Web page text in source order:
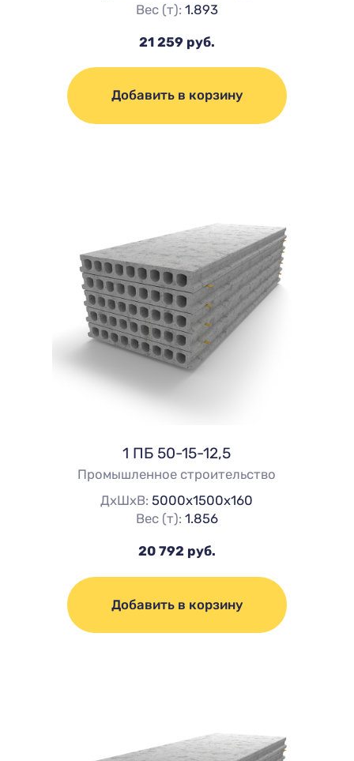
Вес (т): 1.893
21 259 руб.
Добавить в корзину
1 ПБ 50-15-12,5
Промышленное строительство
ДхШхВ:5000х1500х160
Вес (т): 1.856
20 792 руб.
Добавить в корзину